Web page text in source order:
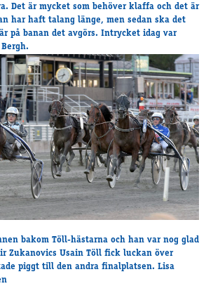
Det är mycket som behöver klaffa och det är
har haft talang länge, men sedan ska det
på banan det avgörs. Intrycket idag var
bakom Töll-hästarna och han var nog glad
Zukanovics Usain Töll fick luckan över
piggt till den andra finalplatsen. Lisa